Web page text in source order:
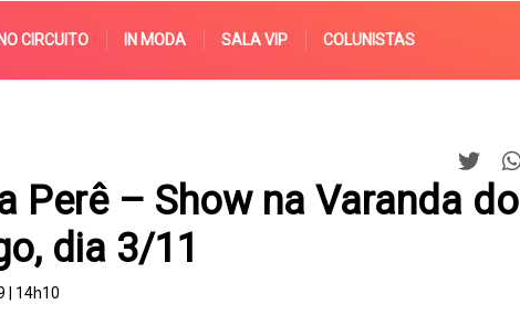
NO CIRCUITO IN MODA SALA VIP COLUNISTAS
Perê – Show na Varanda do
dia 3/11
| 14h10